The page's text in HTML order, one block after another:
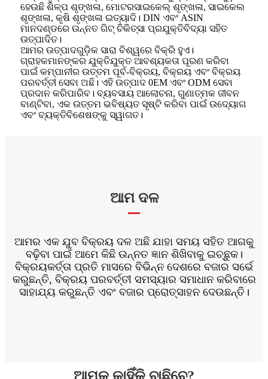
ହେଉଛି ଶିଳ୍ପ ଶୃଙ୍ଖଳା, ମୋଟରସାଇକେଲ୍ ଶୃଙ୍ଖଳା, ସାଇକେଲ
ଶୃଙ୍ଖଳା, କୃଷି ଶୃଙ୍ଖଳା ଇତ୍ୟାଦି। DIN ଏବଂ ASIN
ମାନଦଣ୍ଡରେ ଉନ୍ନତ ଗିଟ୍ ଚିକିତ୍ସା ପ୍ରଯୁକ୍ତିବିଦ୍ୟା ସହିତ
ଉତ୍ପାଦିତ।
ଆମର ଉତ୍ପାଦଗୁଡ଼ିକ ସାରା ବିଶ୍ୱରେ ବିକ୍ରି ହୁଏ।
ଗ୍ରାହକମାନଙ୍କର ଯୁକ୍ତିଯୁକ୍ତ ଆବଶ୍ୟକତା ପୂରଣ କରିବା
ପାଇଁ କମ୍ପାନୀର ଉତ୍ତମ ପୂର୍ବ-ବିକ୍ରୟ, ବିକ୍ରୟ ଏବଂ ବିକ୍ରୟ
ପରବର୍ତ୍ତୀ ସେବା ଅଛି। ଏହି ଉତ୍ପାଦ 0EM ଏବଂ ODM ସେବା
ପ୍ରଦାନ କରିପାରିବ। ବ୍ୟବସାୟ ଆଲୋଚନା, ଗୁଣାତ୍ମକ ଜୀବନ
ବାଣ୍ଟିବା, ଏକ ଉତ୍ତମ ଭବିଷ୍ୟତ ସୃଷ୍ଟି କରିବା ପାଇଁ ଉଦ୍ୟୋଗ
ଏବଂ ବ୍ୟକ୍ତିବିଶେଷଙ୍କୁ ସ୍ୱାଗତ।
ଆମ ଦଳ
ଆମର ଏକ ଯୁବ ବିକ୍ରୟ ଦଳ ଅଛି ଯାହା ସମୟ ସହିତ ଆଗକୁ
ବଢ଼ିବା ପାଇଁ ଆମେ କିଛି ଉନ୍ନତ ଜ୍ଞାନ ଶିଖିବାକୁ ଇଚ୍ଛୁକ।
ବିକ୍ରୟକର୍ତ୍ତା ପ୍ରତି ମାସରେ ବିଭିନ୍ନ ଦେଶରେ ବଜାର ସର୍ଭେ
କରୁଛନ୍ତି, ବିକ୍ରୟ ପରବର୍ତ୍ତୀ ସମସ୍ୟାର ସମାଧାନ କରିବାରେ
ସାହାଯ୍ୟ କରୁଛନ୍ତି ଏବଂ ବଜାର ପ୍ରୋତ୍ସାହନ ଦେଉଛନ୍ତି।